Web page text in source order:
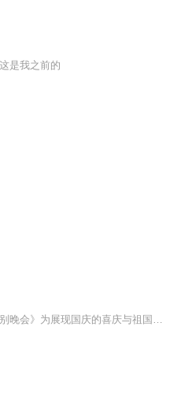
是我之前的